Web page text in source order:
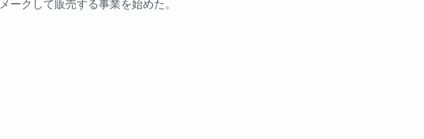
ークして販売する事業を始めた。